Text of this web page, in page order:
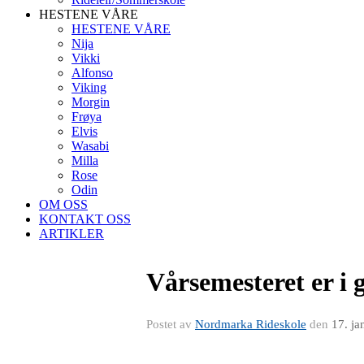
HESTENE VÅRE
HESTENE VÅRE
Nija
Vikki
Alfonso
Viking
Morgin
Frøya
Elvis
Wasabi
Milla
Rose
Odin
OM OSS
KONTAKT OSS
ARTIKLER
Vårsemesteret er i
Postet av Nordmarka Rideskole den 17.